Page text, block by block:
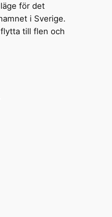
för det
i Sverige.
till flen och